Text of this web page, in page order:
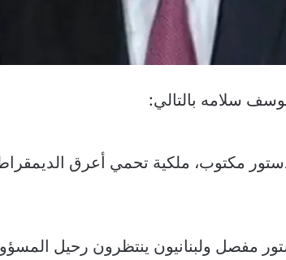
سلامه بالتالي:
مكتوب، ملكية تحمي أعرق
مفصل ولبنانيون ينتظرون رحيل